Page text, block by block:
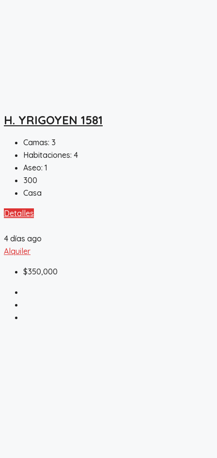
H. YRIGOYEN 1581
Camas: 3
Habitaciones: 4
Aseo: 1
300
Casa
Detalles
4 días ago
Alquiler
$350,000